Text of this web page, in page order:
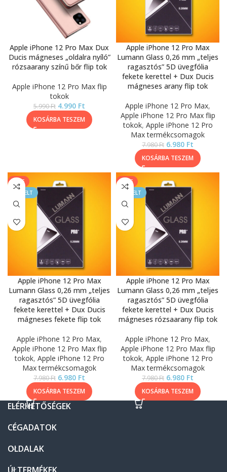
Apple iPhone 12 Pro Max Dux
Ducis mágneses „oldalra nyíló”
rózsaarany színű bőr flip tok
Apple iPhone 12 Pro Max flip
tokok
5.990Ft 4.990 Ft
KOSÁRBA TESZEM
Apple iPhone 12 Pro Max
Lumann Glass 0,26 mm „teljes
ragasztós” 5D üvegfólia
fekete kerettel + Dux Ducis
mágneses arany flip tok
Apple iPhone 12 Pro Max,
Apple iPhone 12 Pro Max flip
tokok, Apple iPhone 12 Pro
Max termékcsomagok
7.980Ft 6.980 Ft
KOSÁRBA TESZEM
SALE
KIEMELT
Apple iPhone 12 Pro Max
Lumann Glass 0,26 mm „teljes
ragasztós” 5D üvegfólia
fekete kerettel + Dux Ducis
mágneses fekete flip tok
Apple iPhone 12 Pro Max,
Apple iPhone 12 Pro Max flip
tokok, Apple iPhone 12 Pro
Max termékcsomagok
7.980Ft 6.980 Ft
KOSÁRBA TESZEM
SALE
KIEMELT
Apple iPhone 12 Pro Max
Lumann Glass 0,26 mm „teljes
ragasztós” 5D üvegfólia
fekete kerettel + Dux Ducis
mágneses rózsaarany flip tok
Apple iPhone 12 Pro Max,
Apple iPhone 12 Pro Max flip
tokok, Apple iPhone 12 Pro
Max termékcsomagok
7.980Ft 6.980 Ft
KOSÁRBA TESZEM
ELÉRHETŐSÉGEK
CÉGADATOK
OLDALAK